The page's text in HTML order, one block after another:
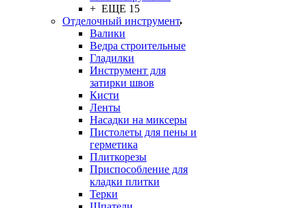
+ ЕЩЕ 15
Отделочный инструмент
Валики
Ведра строительные
Гладилки
Инструмент для
затирки швов
Кисти
Ленты
Насадки на миксеры
Пистолеты для пены и
герметика
Плиткорезы
Приспособление для
кладки плитки
Терки